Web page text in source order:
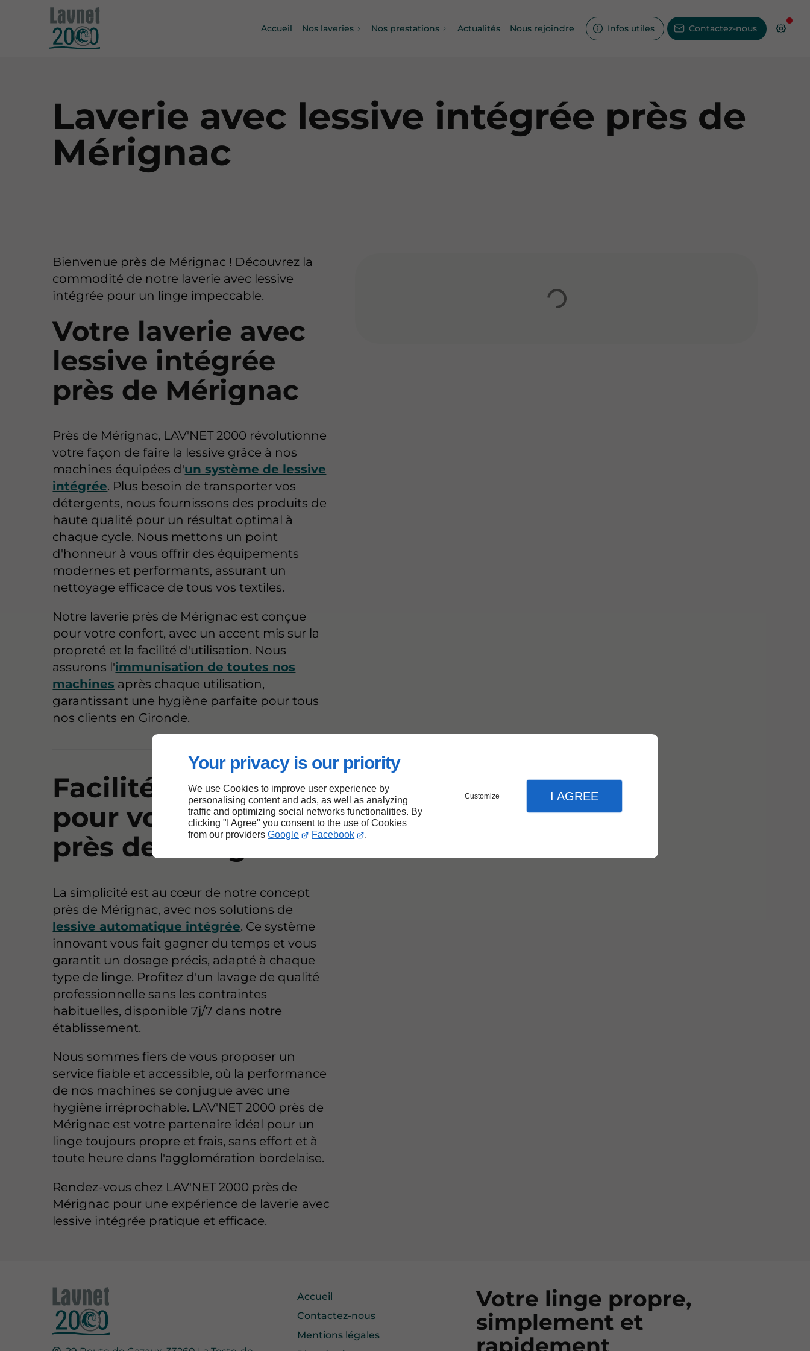
Your privacy is our priority
We use Cookies to improve user experience by
personalising content and ads, as well as analyzing
traffic and optimizing social networks functionalities. By
clicking "I Agree" you consent to the use of Cookies
from our providers Google Facebook .
Customize I AGREE
Accueil Nos laveries Nos prestations Actualités Nous rejoindre Infos utiles Contactez-nous
Laverie avec lessive intégrée près de
Mérignac
Bienvenue près de Mérignac ! Découvrez la
commodité de notre laverie avec lessive
intégrée pour un linge impeccable.
Votre laverie avec
lessive intégrée
près de Mérignac
Près de Mérignac, LAV'NET 2000 révolutionne
votre façon de faire la lessive grâce à nos
machines équipées d'un système de lessive
intégrée. Plus besoin de transporter vos
détergents, nous fournissons des produits de
haute qualité pour un résultat optimal à
chaque cycle. Nous mettons un point
d'honneur à vous offrir des équipements
modernes et performants, assurant un
nettoyage efficace de tous vos textiles.
Notre laverie près de Mérignac est conçue
pour votre confort, avec un accent mis sur la
propreté et la facilité d'utilisation. Nous
assurons l'immunisation de toutes nos
machines après chaque utilisation,
garantissant une hygiène parfaite pour tous
nos clients en Gironde.
Facilité et qualité
pour votre lessive
près de Mérignac
La simplicité est au cœur de notre concept
près de Mérignac, avec nos solutions de
lessive automatique intégrée. Ce système
innovant vous fait gagner du temps et vous
garantit un dosage précis, adapté à chaque
type de linge. Profitez d'un lavage de qualité
professionnelle sans les contraintes
habituelles, disponible 7j/7 dans notre
établissement.
Nous sommes fiers de vous proposer un
service fiable et accessible, où la performance
de nos machines se conjugue avec une
hygiène irréprochable. LAV'NET 2000 près de
Mérignac est votre partenaire idéal pour un
linge toujours propre et frais, sans effort et à
toute heure dans l'agglomération bordelaise.
Rendez-vous chez LAV'NET 2000 près de
Mérignac pour une expérience de laverie avec
lessive intégrée pratique et efficace.
Accueil
Contactez-nous
Mentions légales
Votre linge propre,
simplement et
rapidement